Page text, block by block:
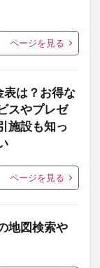
ページを見る
表は？お得な
スやプレゼ
施設も知っ
ページを見る
地図検索や